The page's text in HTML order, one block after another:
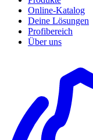
Online-Katalog
Deine Lösungen
Profibereich
Über uns